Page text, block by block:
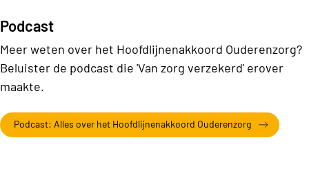
Podcast
Meer weten over het Hoofdlijnenakkoord Ouderenzorg?
Beluister de podcast die 'Van zorg verzekerd' erover
maakte.
Podcast: Alles over het Hoofdlijnenakkoord Ouderenzorg